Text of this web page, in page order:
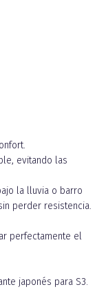
evitando las
la lluvia o barro
perder resistencia.
perfectamente el
japonés para S3.